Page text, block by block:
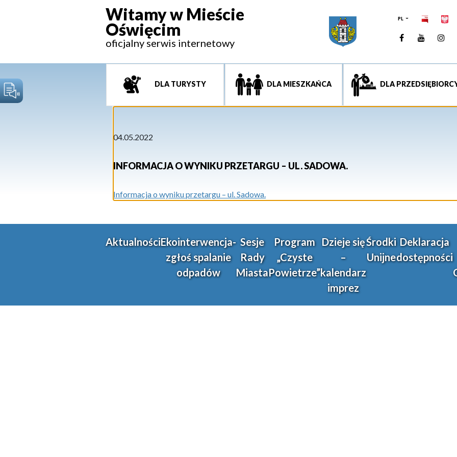
Witamy w Mieście
Oświęcim
oficjalny serwis internetowy
PL
Facebook
DLA TURYSTY DLA MIESZKAŃCA DLA
04.05.2022
INFORMACJA O WYNIKU PRZETARGU – UL. SADOWA.
Informacja o wyniku przetargu – ul. Sadowa.
AktualnościEkointerwencja-
zgłoś spalanie
odpadów
Sesje
Rady
Miasta
Program
„Czyste
Powietrze”
Dzieje się
–
kalendarz
imprez
Środki
Unijne
Deklaracja
dostępności